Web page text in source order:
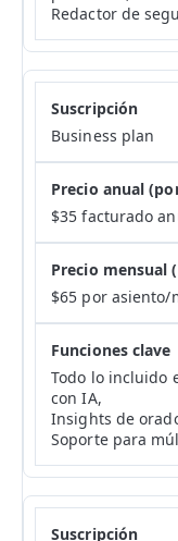
Redactor de
Business plan
$35 facturado
$65 por asiento/
Todo lo incluido
con IA,
Insights de
Soporte para